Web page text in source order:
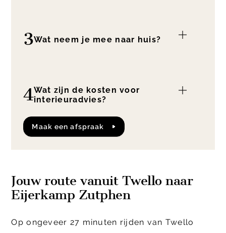
3Wat neem je mee naar huis?
4Wat zijn de kosten voor
interieuradvies?
Maak een afspraak
Jouw route vanuit Twello naar
Eijerkamp Zutphen
Op ongeveer 27 minuten rijden van Twello